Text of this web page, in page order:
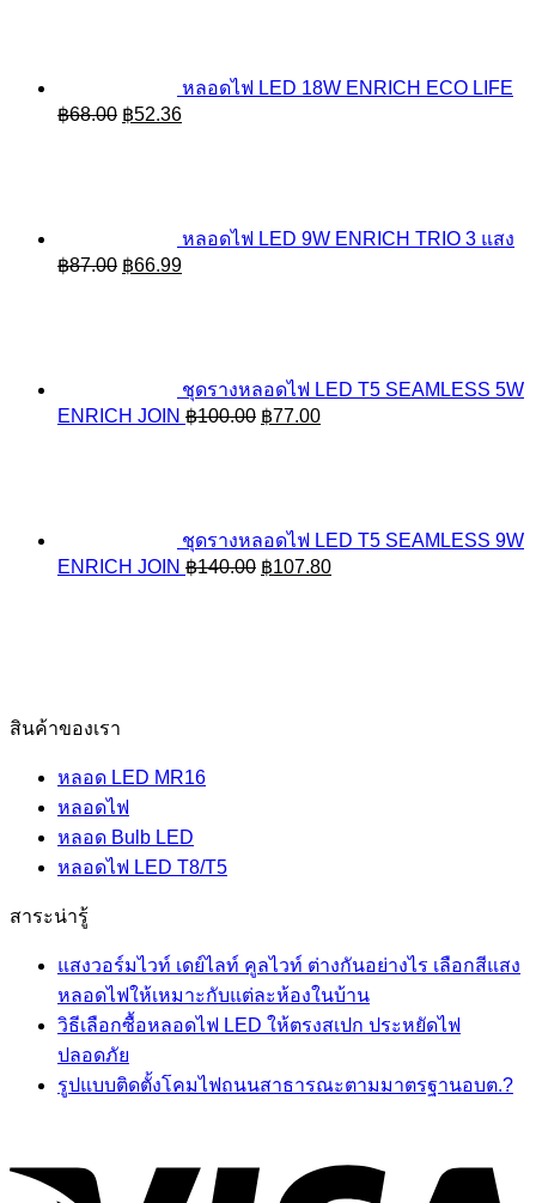
หลอดไฟ LED 18W ENRICH ECO LIFE
฿68.00 Original
฿52.36Current
หลอดไฟ LED 9W ENRICH TRIO 3 แสง
฿87.00 Original
฿66.99Current
ชุดรางหลอดไฟ LED T5 SEAMLESS 5W
ENRICH JOIN ฿100.00 Original
฿77.00Current
ชุดรางหลอดไฟ LED T5 SEAMLESS 9W
ENRICH JOIN ฿140.00 Original
฿107.80Current
สินค้าของเรา
หลอด LED MR16
หลอดไฟ
หลอด Bulb LED
หลอดไฟ LED T8/T5
สาระน่ารู้
แสงวอร์มไวท์ เดย์ไลท์ คูลไวท์ ต่างกันอย่างไร เลือกสีแสง
หลอดไฟให้เหมาะกับแต่ละห้องในบ้าน
วิธีเลือกซื้อหลอดไฟ LED ให้ตรงสเปก ประหยัดไฟ
ปลอดภัย
รูปแบบติดตั้งโคมไฟถนนสาธารณะตามมาตรฐานอบต.?